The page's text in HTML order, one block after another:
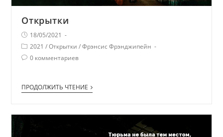
Открытки
18/05/2021
2021 / Открытки / Фрэнсис Фрэнджипейн
0 комментариев
ПРОДОЛЖИТЬ ЧТЕНИЕ